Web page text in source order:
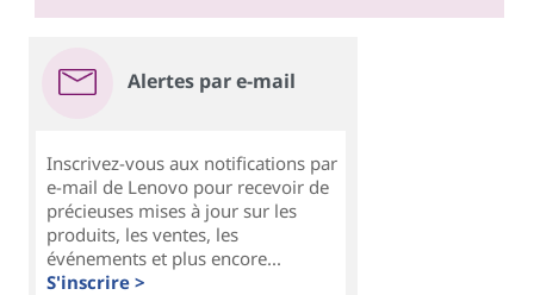
Alertes par e-mail
Inscrivez-vous aux notifications par
e-mail de Lenovo pour recevoir de
précieuses mises à jour sur les
produits, les ventes, les
événements et plus encore...
S'inscrire >